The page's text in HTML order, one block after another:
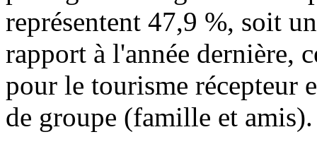
représentent 47,9 %, soit
rapport à l'année dernière,
pour le tourisme récepteur
de groupe (famille et amis).